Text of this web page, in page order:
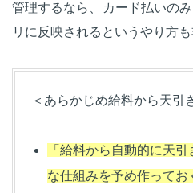
管理するなら、カード払いの
リに反映されるというやり方も
＜あらかじめ給料から天引
「給料から自動的に天
な仕組みを予め作って